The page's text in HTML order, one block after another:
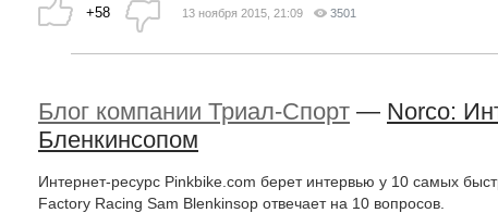
+58 13 ноября 2015, 21:09 3501
Блог компании Триал-Спорт — Norco:
Бленкинсопом
Интернет-ресурс Pinkbike.com берет интервью у 10 самых
Factory Racing Sam Blenkinsop отвечает на 10 вопросов.